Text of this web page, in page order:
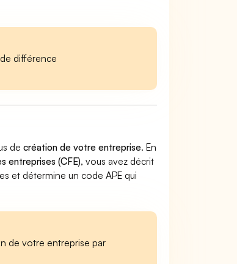
différence
decréation de votre entreprise. En
entreprises (CFE), vous avez décrit
et détermine un code APE qui
de votre entreprise par